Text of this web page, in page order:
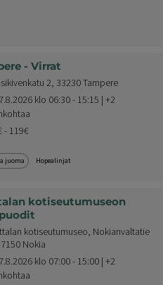
- Virrat
2, 33230 Tampere
klo 06:30 - 15:15 | +2
- 119€
juoma Hopealinjat
kotiseutumuseon
kotiseutumuseo, Nokianvaltatie
Nokia
klo 07:00 - 15:00 | +2